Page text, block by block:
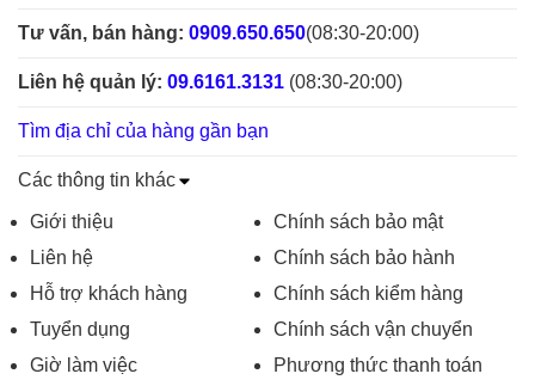
Tư vấn, bán hàng: 0909.650.650(08:30-20:00)
Liên hệ quản lý: 09.6161.3131 (08:30-20:00)
Tìm địa chỉ của hàng gần bạn
Các thông tin khác
Giới thiệu
Liên hệ
Hỗ trợ khách hàng
Tuyển dụng
Giờ làm việc
Chính sách bảo mật
Chính sách bảo hành
Chính sách kiểm hàng
Chính sách vận chuyển
Phương thức thanh toán